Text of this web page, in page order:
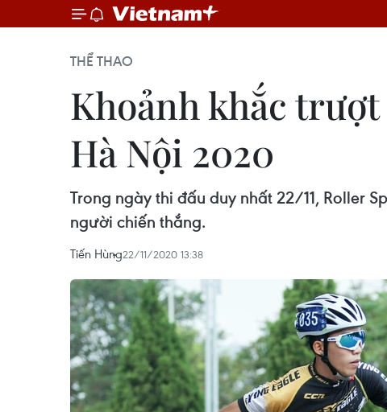
THỂ THAO
Khoảnh khắc
Hà Nội 2020
Trong ngày thi đấu duy nhất 22/11, Roller
người chiến thắng.
Tiến Hùng22/11/2020 13:38